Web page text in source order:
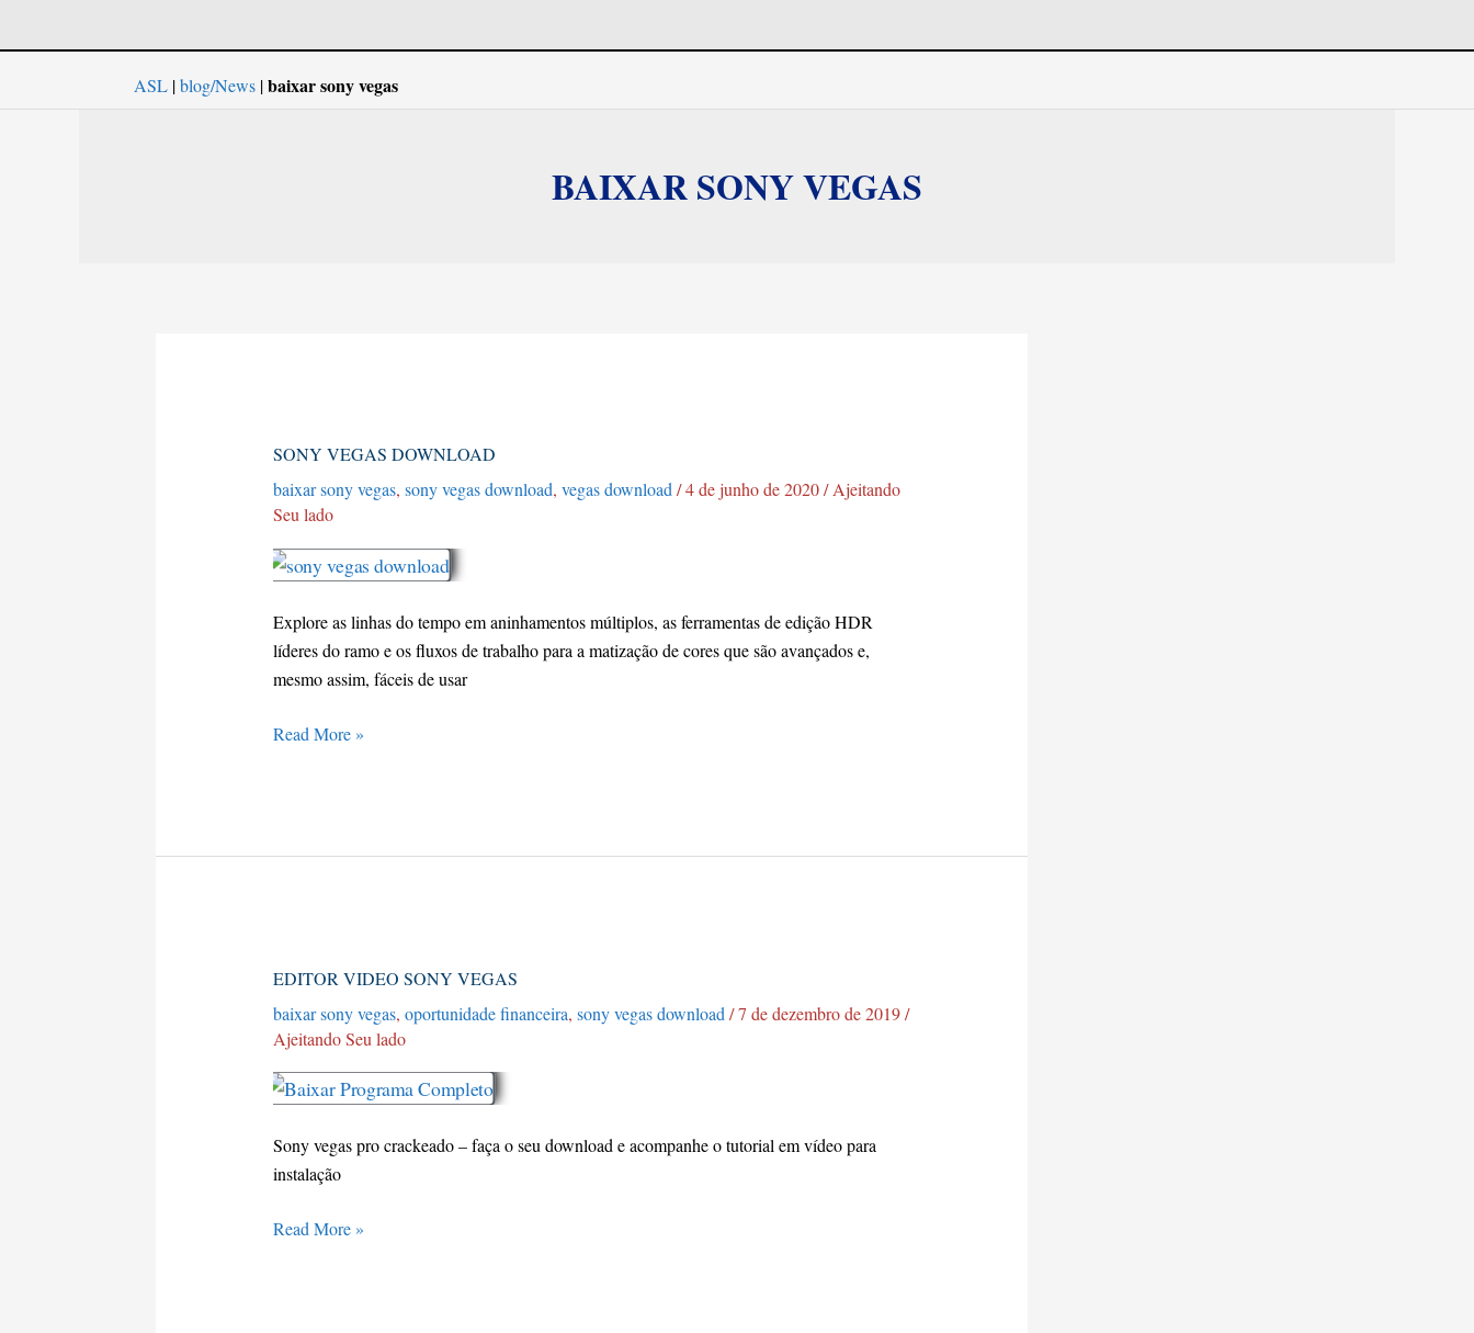
ASL |blog/News |baixar sony vegas
BAIXAR SONY VEGAS
SONY VEGAS DOWNLOAD
baixar sony vegas, sony vegas download, vegas download/4 de junho de 2020/Ajeitando
Seu lado
Explore as linhas do tempo em aninhamentos múltiplos, as ferramentas de edição HDR
líderes do ramo e os fluxos de trabalho para a matização de cores que são avançados e,
mesmo assim, fáceis de usar
Vegas
Download
Read More »
EDITOR VIDEO SONY VEGAS
baixar sony vegas, oportunidade financeira, sony vegas download /7 de dezembro de 2019/
Ajeitando Seu lado
Sony vegas pro crackeado – faça o seu download e acompanhe o tutorial em vídeo para
instalação
video
sony
vegas
Read More »